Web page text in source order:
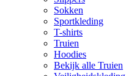
Sokken
Sportkleding
T-shirts
Truien
Hoodies
Bekijk alle Truien